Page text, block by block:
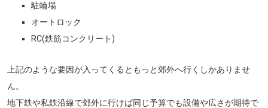
駐輪場
オートロック
RC(鉄筋コンクリート)
上記のような要因が入ってくるともっと郊外へ行くしかありませ
ん。
地下鉄や私鉄沿線で郊外に行けば同じ予算でも設備や広さが期待で